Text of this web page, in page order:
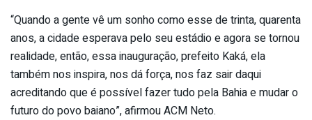
“Quando a gente vê um sonho como esse de trinta, quarenta
anos, a cidade esperava pelo seu estádio e agora se tornou
realidade, então, essa inauguração, prefeito Kaká, ela
também nos inspira, nos dá força, nos faz sair daqui
acreditando que é possível fazer tudo pela Bahia e mudar o
futuro do povo baiano”, afirmou ACM Neto.